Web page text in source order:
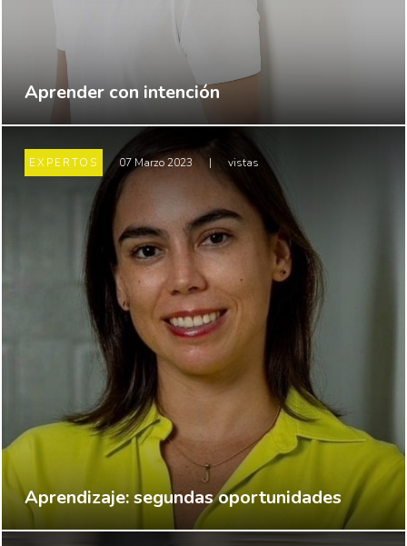
Aprender con intención
EXPERTOS 07 Marzo 2023 | vistas
Aprendizaje: segundas oportunidades